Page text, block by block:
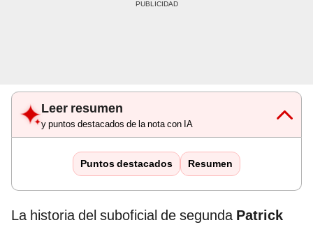
Leer resumen
y puntos destacados de la nota con IA
Puntos destacados Resumen
La historia del suboficial de segunda Patrick